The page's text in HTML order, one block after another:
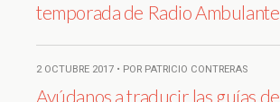
temporada de Radio Ambulante
2 OCTUBRE 2017 • POR PATRICIO CONTRERAS
Ayúdanos a traducir las guías de